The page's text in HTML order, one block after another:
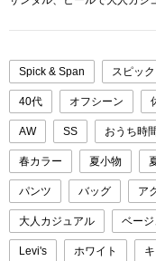
Spick & Span スピッ
40代 オフシーン
AW SS おうち時
春カラー 夏小物
パンツ バッグ ア
大人カジュアル ベージ
Levi's ホワイト